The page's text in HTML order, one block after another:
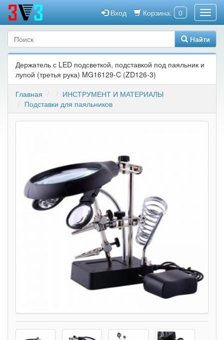
Корзина: 0
Вход
Найти
Держатель с LED подсветкой, подставкой под паяльник и
лупой (третья рука) MG16129-C (ZD126-3)
Главная
ИНСТРУМЕНТ И МАТЕРИАЛЫ
Подставки для паяльников